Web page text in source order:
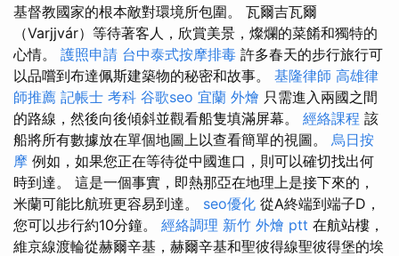
基督教國家的根本敵對環境所包圍。 瓦爾吉瓦爾
（Varjjvár）等待著客人，欣賞美景，燦爛的菜餚和獨特的
心情。 護照申請 台中泰式按摩排毒 許多春天的步行旅行可
以品嚐到布達佩斯建築物的秘密和故事。 基隆律師 高雄律
師推薦 記帳士 考科 谷歌seo 宜蘭 外燴 只需進入兩國之間
的路線，然後向後傾斜並觀看船隻填滿屏幕。 經絡課程 該
船將所有數據放在單個地圖上以查看簡單的視圖。 烏日按
摩 例如，如果您正在等待從中國進口，則可以確切找出何
時到達。 這是一個事實，即熱那亞在地理上是接下來的，
米蘭可能比航班更容易到達。 seo優化 從A終端到端子D，
您可以步行約10分鐘。 經絡調理 新竹 外燴 ptt 在航站樓，
維京線渡輪從赫爾辛基，赫爾辛基和聖彼得線聖彼得堡的埃